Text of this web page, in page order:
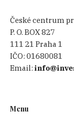
České centrum
P. O. BOX 827
111 21 Praha 1
IČO:01680081
Email:
Menu